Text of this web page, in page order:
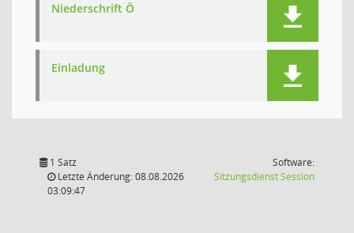
Niederschrift Ö
Einladung
1 Satz
Letzte Änderung: 08.08.2026
03:09:47
Software:
SitzungsdienstSession(Wird in